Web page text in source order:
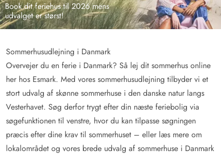
Book dit feriehus til 2026 mens
udvalget er størst!
Sommerhusudlejning i Danmark
Overvejer du en ferie i Danmark? Så lej dit sommerhus online
her hos Esmark. Med vores sommerhusudlejning tilbyder vi et
stort udvalg af skønne sommerhuse i den danske natur langs
Vesterhavet. Søg derfor trygt efter din næste feriebolig via
søgefunktionen til venstre, hvor du kan tilpasse søgningen
præcis efter dine krav til sommerhuset – eller læs mere om
lokalområdet og vores brede udvalg af sommerhuse i Danmark